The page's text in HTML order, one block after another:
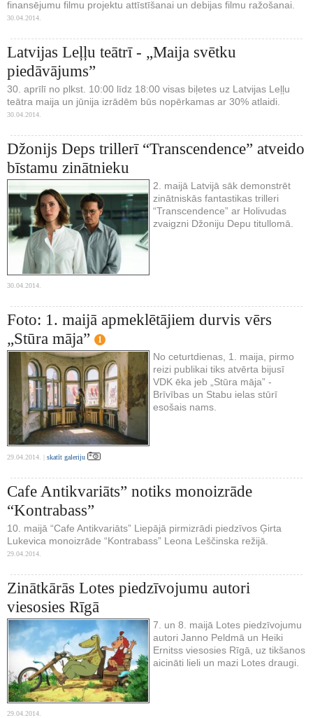
finansējumu filmu projektu attīstīšanai un debijas filmu ražošanai.
30.04.2014.
Latvijas Leļļu teātrī - „Maija svētku
piedāvājums”
30. aprīlī no plkst. 10:00 līdz 18:00 visas biļetes uz Latvijas Leļļu
teātra maija un jūnija izrādēm būs nopērkamas ar 30% atlaidi.
30.04.2014.
Džonijs Deps trillerī “Transcendence” atveido
bīstamu zinātnieku
2. maijā Latvijā sāk demonstrēt
zinātniskās fantastikas trilleri
“Transcendence” ar Holivudas
zvaigzni Džoniju Depu titullomā.
30.04.2014.
Foto: 1. maijā apmeklētājiem durvis vērs
„Stūra māja”
1
No ceturtdienas, 1. maija, pirmo
reizi publikai tiks atvērta bijusī
VDK ēka jeb „Stūra māja” -
Brīvības un Stabu ielas stūrī
esošais nams.
29.04.2014. | skatīt galeriju
Cafe Antikvariāts” notiks monoizrāde
“Kontrabass”
10. maijā “Cafe Antikvariāts” Liepājā pirmizrādi piedzīvos Ģirta
Lukevica monoizrāde “Kontrabass” Leona Leščinska režijā.
29.04.2014.
Zinātkārās Lotes piedzīvojumu autori
viesosies Rīgā
7. un 8. maijā Lotes piedzīvojumu
autori Janno Peldmā un Heiki
Ernitss viesosies Rīgā, uz tikšanos
aicināti lieli un mazi Lotes draugi.
29.04.2014.